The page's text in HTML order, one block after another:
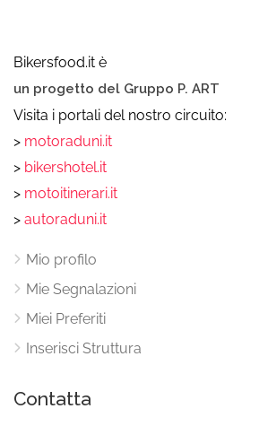
Bikersfood.it è
un progetto del Gruppo P. ART
Visita i portali del nostro circuito:
> motoraduni.it
> bikershotel.it
> motoitinerari.it
> autoraduni.it
Mio profilo
Mie Segnalazioni
Miei Preferiti
Inserisci Struttura
Contatta